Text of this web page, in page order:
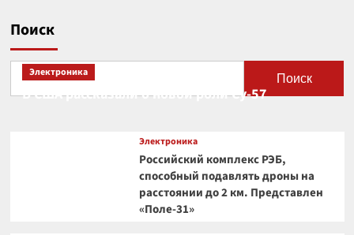
Поиск
Поиск
Электроника
В США рассказали о новой роли Су-57
Электроника
Российский комплекс РЭБ,
способный подавлять дроны на
расстоянии до 2 км. Представлен
«Поле-31»